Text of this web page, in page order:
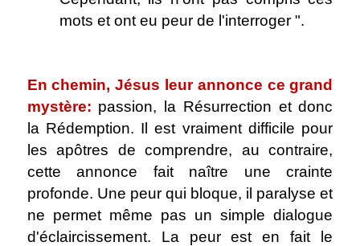
mots et ont eu peur de l'interroger ".
En chemin, Jésus leur annonce ce grand
mystère: passion, la Résurrection et donc
la Rédemption. Il est vraiment difficile pour
les apôtres de comprendre, au contraire,
cette annonce fait naître une crainte
profonde. Une peur qui bloque, il paralyse et
ne permet même pas un simple dialogue
d'éclaircissement. La peur est en fait le